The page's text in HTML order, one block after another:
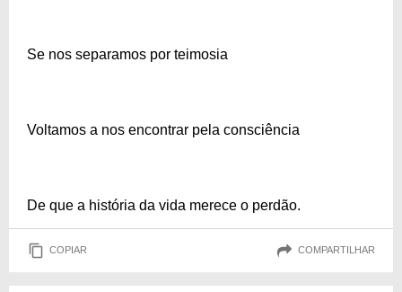
Se nos separamos por teimosia
Voltamos a nos encontrar pela consciência
De que a história da vida merece o perdão.
COPIAR COMPARTILHAR